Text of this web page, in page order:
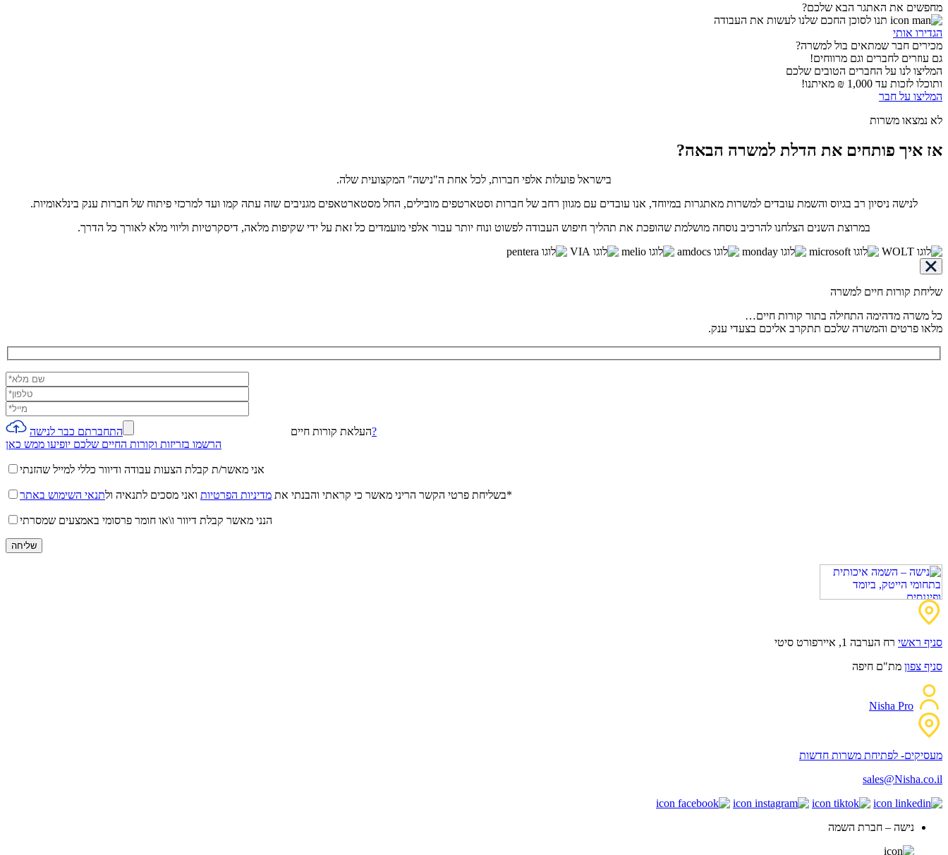
מחפשים את האתגר הבא שלכם?
תנו לסוכן החכם שלנו לעשות את העבודה
הגדירו אותי
מכירים חבר שמתאים בול למשרה?
גם עוזרים לחברים וגם מרווחים!
המליצו לנו על החברים הטובים שלכם
ותוכלו לזכות עד 1,000 ₪ מאיתנו!
המליצו על חבר
לא נמצאו משרות
אז איך פותחים את הדלת למשרה הבאה?
בישראל פועלות אלפי חברות, לכל אחת ה"נישה" המקצועית שלה.
לנישה ניסיון רב בגיוס והשמת עובדים למשרות מאתגרות במיוחד, אנו עובדים עם מגוון רחב של חברות וסטארטפים מובילים, החל מסטארטאפים מגניבים שזה עתה קמו ועד למרכזי פיתוח של חברות ענק בינלאומיות.
במרוצת השנים הצלחנו להרכיב נוסחה מושלמת שהופכת את תהליך חיפוש העבודה לפשוט ונוח יותר עבור אלפי מועמדים כל זאת על ידי שקיפות מלאה, דיסקרטיות וליווי מלא לאורך כל הדרך.
שליחת קורות חיים למשרה
כל משרה מדהימה התחילה בתור קורות חיים…
מלאו פרטים והמשרה שלכם תתקרב אליכם בצעדי ענק.
העלאת קורות חייםהתחברתם כבר לנישה?
הרשמו בזריזות וקורות החיים שלכם יופיעו ממש כאן
אני מאשר/ת קבלת הצעות עבודה ודיוור כללי למייל שהזנתי
בשליחת פרטי הקשר הריני מאשר כי קראתי והבנתי את מדיניות הפרטיות ואני מסכים לתנאיה ולתנאי השימוש באתר *
הנני מאשר קבלת דיוור ו\או חומר פרסומי באמצעים שמסרתי
סניף ראשי רח הערבה 1, איירפורט סיטי
סניף צפון מת"ם חיפה
Nisha Pro
מעסיקים- לפתיחת משרות חדשות
sales@Nisha.co.il
נישה – חברת השמה